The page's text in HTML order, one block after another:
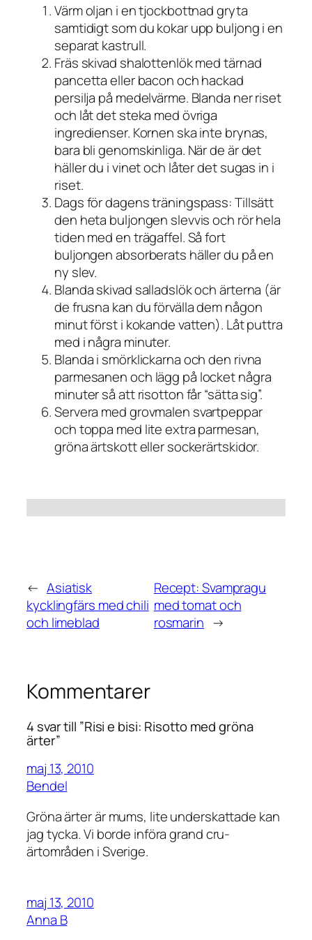
Värm oljan i en tjockbottnad gryta
samtidigt som du kokar upp buljong i en
separat kastrull.
Fräs skivad shalottenlök med tärnad
pancetta eller bacon och hackad
persilja på medelvärme. Blanda ner riset
och låt det steka med övriga
ingredienser. Kornen ska inte brynas,
bara bli genomskinliga. När de är det
häller du i vinet och låter det sugas in i
riset.
Dags för dagens träningspass: Tillsätt
den heta buljongen slevvis och rör hela
tiden med en trägaffel. Så fort
buljongen absorberats häller du på en
ny slev.
Blanda skivad salladslök och ärterna (är
de frusna kan du förvälla dem någon
minut först i kokande vatten). Låt puttra
med i några minuter.
Blanda i smörklickarna och den rivna
parmesanen och lägg på locket några
minuter så att risotton får “sätta sig”.
Servera med grovmalen svartpeppar
och toppa med lite extra parmesan,
gröna ärtskott eller sockerärtskidor.
← Asiatisk
kycklingfärs med chili
och limeblad
Recept: Svampragu
med tomat och
rosmarin →
Kommentarer
4 svar till ”Risi e bisi: Risotto med gröna
ärter”
maj 13, 2010
Bendel
Gröna ärter är mums, lite underskattade kan
jag tycka. Vi borde införa grand cru-
ärtområden i Sverige.
maj 13, 2010
Anna B